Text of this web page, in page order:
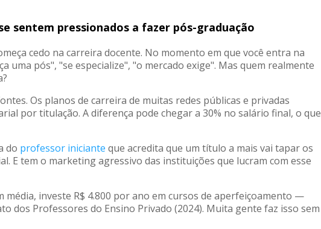
sentem pressionados a fazer pós-graduação
cedo na carreira docente. No momento em que você entra na
uma pós", "se especialize", "o mercado exige". Mas quem realmente
Os planos de carreira de muitas redes públicas e privadas
por titulação. A diferença pode chegar a 30% no salário final, o que
do professor iniciante que acredita que um título a mais vai tapar os
E tem o marketing agressivo das instituições que lucram com esse
investe R$ 4.800 por ano em cursos de aperfeiçoamento —
dos Professores do Ensino Privado (2024). Muita gente faz isso sem